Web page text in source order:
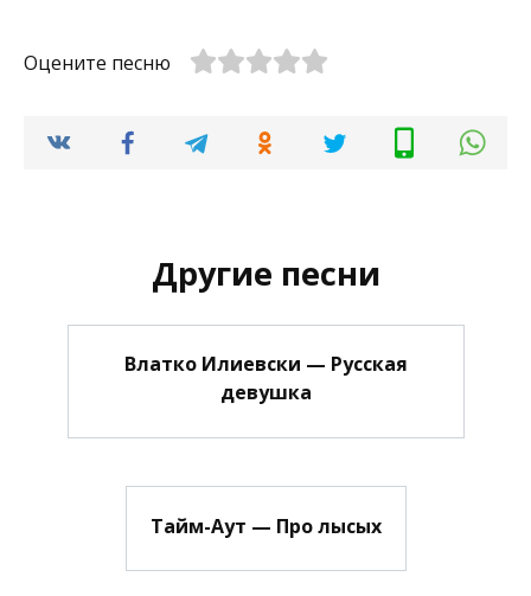
Оцените песню
Другие песни
Влатко Илиевски — Русская
девушка
Тайм-Аут — Про лысых